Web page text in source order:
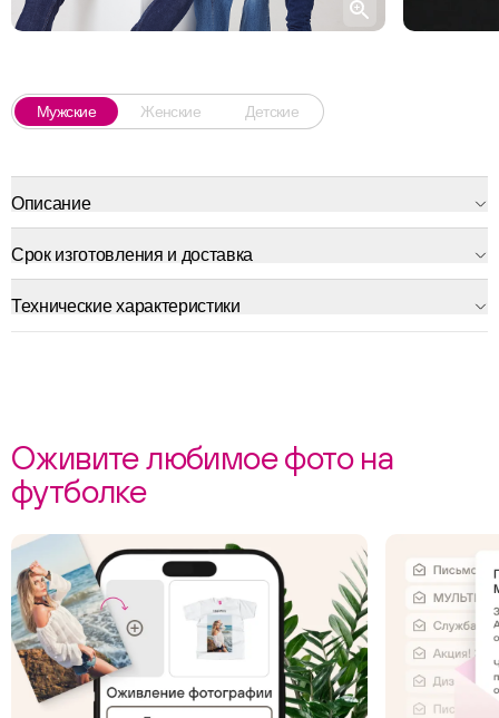
Мужские Женские Детские
Описание
Срок изготовления и доставка
Технические характеристики
Оживите любимое фото на
футболке